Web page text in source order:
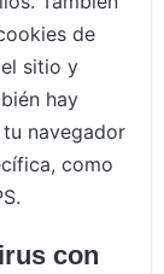
de
sitio y
hay
navegador
como
con